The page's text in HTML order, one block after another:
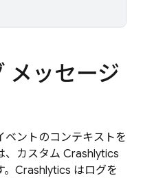
メッセージ
ベントのコンテキストを
、カスタム Crashlytics
Crashlytics はログを